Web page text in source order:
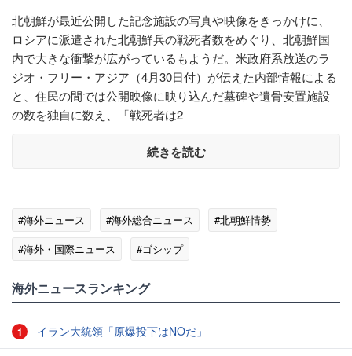
北朝鮮が最近公開した記念施設の写真や映像をきっかけに、
ロシアに派遣された北朝鮮兵の戦死者数をめぐり、北朝鮮国
内で大きな衝撃が広がっているもようだ。米政府系放送のラ
ジオ・フリー・アジア（4月30日付）が伝えた内部情報による
と、住民の間では公開映像に映り込んだ墓碑や遺骨安置施設
の数を独自に数え、「戦死者は2
続きを読む
#海外ニュース #海外総合ニュース
#北朝鮮情勢
#海外・国際ニュース
#ゴシップ
海外ニュースランキング
1 イラン大統領「原爆投下はNOだ」